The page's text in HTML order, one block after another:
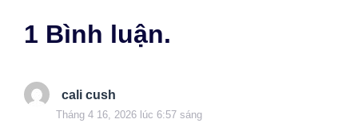
1 Bình luận.
cali cush
Tháng 4 16, 2026 lúc 6:57 sáng